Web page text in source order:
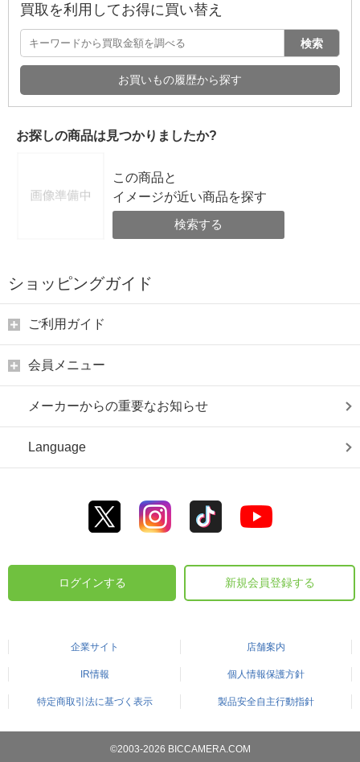
買取を利用してお得に買い替え
検索
お買いもの履歴から探す
お探しの商品は見つかりましたか?
この商品と
イメージが近い商品を探す
検索する
ショッピングガイド
ご利用ガイド
会員メニュー
メーカーからの重要なお知らせ
Language
ログインする 新規会員登録する
企業サイト 店舗案内
IR情報 個人情報保護方針
特定商取引法に基づく表示 製品安全自主行動指針
©2003-2026 BICCAMERA.COM